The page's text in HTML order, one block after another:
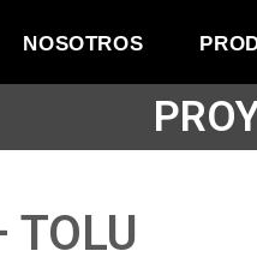
NOSOTROS
TOLU